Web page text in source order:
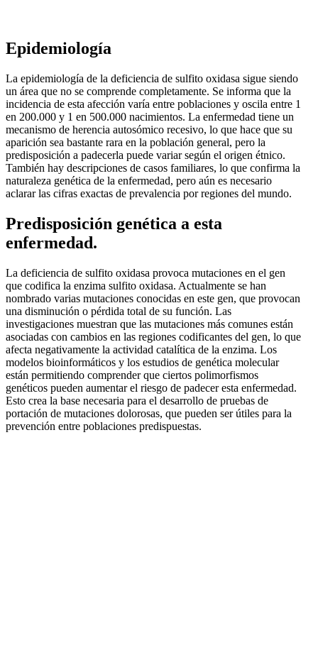
Epidemiología
La epidemiología de la deficiencia de sulfito oxidasa sigue siendo
un área que no se comprende completamente. Se informa que la
incidencia de esta afección varía entre poblaciones y oscila entre 1
en 200.000 y 1 en 500.000 nacimientos. La enfermedad tiene un
mecanismo de herencia autosómico recesivo, lo que hace que su
aparición sea bastante rara en la población general, pero la
predisposición a padecerla puede variar según el origen étnico.
También hay descripciones de casos familiares, lo que confirma la
naturaleza genética de la enfermedad, pero aún es necesario
aclarar las cifras exactas de prevalencia por regiones del mundo.
Predisposición genética a esta
enfermedad.
La deficiencia de sulfito oxidasa provoca mutaciones en el gen
que codifica la enzima sulfito oxidasa. Actualmente se han
nombrado varias mutaciones conocidas en este gen, que provocan
una disminución o pérdida total de su función. Las
investigaciones muestran que las mutaciones más comunes están
asociadas con cambios en las regiones codificantes del gen, lo que
afecta negativamente la actividad catalítica de la enzima. Los
modelos bioinformáticos y los estudios de genética molecular
están permitiendo comprender que ciertos polimorfismos
genéticos pueden aumentar el riesgo de padecer esta enfermedad.
Esto crea la base necesaria para el desarrollo de pruebas de
portación de mutaciones dolorosas, que pueden ser útiles para la
prevención entre poblaciones predispuestas.